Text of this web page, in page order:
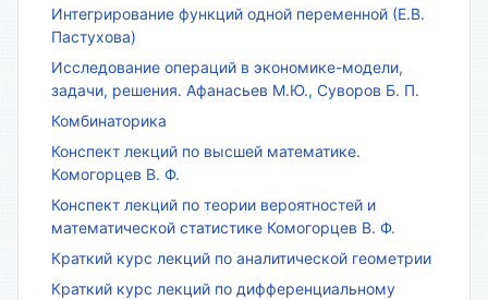
Интегрирование функций одной переменной (Е.В.
Пастухова)
Исследование операций в экономике-модели,
задачи, решения. Афанасьев М.Ю., Суворов Б. П.
Комбинаторика
Конспект лекций по высшей математике.
Комогорцев В. Ф.
Конспект лекций по теории вероятностей и
математической статистике Комогорцев В. Ф.
Краткий курс лекций по аналитической геометрии
Краткий курс лекций по дифференциальному